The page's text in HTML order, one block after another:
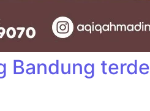
Bandung